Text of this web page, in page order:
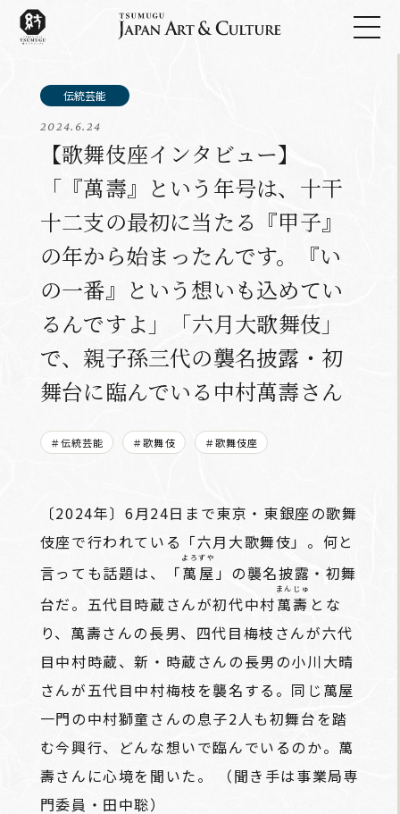
2024.6.24
【歌舞伎座インタビュー】
「『萬壽』という年号は、十干
十二支の最初に当たる『甲子』
の年から始まったんです。『い
の一番』という想いも込めてい
るんですよ」――「六月大歌舞伎」
で、親子孫三代の襲名披露・初
舞台に臨んでいる中村萬壽さん
＃伝統芸能 ＃歌舞伎 ＃歌舞伎座
〔2024年〕6月24日まで東京・東銀座の歌舞
伎座で行われている「六月大歌舞伎」。何と
言っても話題は、「萬屋
よろずや
」の襲名披露・初舞
台だ。五代目時蔵さんが初代中村萬壽
まんじゅ
とな
り、萬壽さんの長男、四代目梅枝さんが六代
目中村時蔵、新・時蔵さんの長男の小川大晴
さんが五代目中村梅枝を襲名する。同じ萬屋
一門の中村獅童さんの息子2人も初舞台を踏
む今興行、どんな想いで臨んでいるのか。萬
壽さんに心境を聞いた。 （聞き手は事業局専
門委員・田中聡）